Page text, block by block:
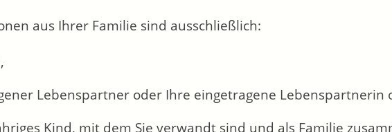
aus Ihrer Familie sind ausschließlich:
Lebenspartner oder Ihre eingetragene Lebenspartnerin
Kind, mit dem Sie verwandt sind und als Familie